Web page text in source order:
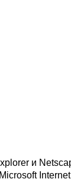
и